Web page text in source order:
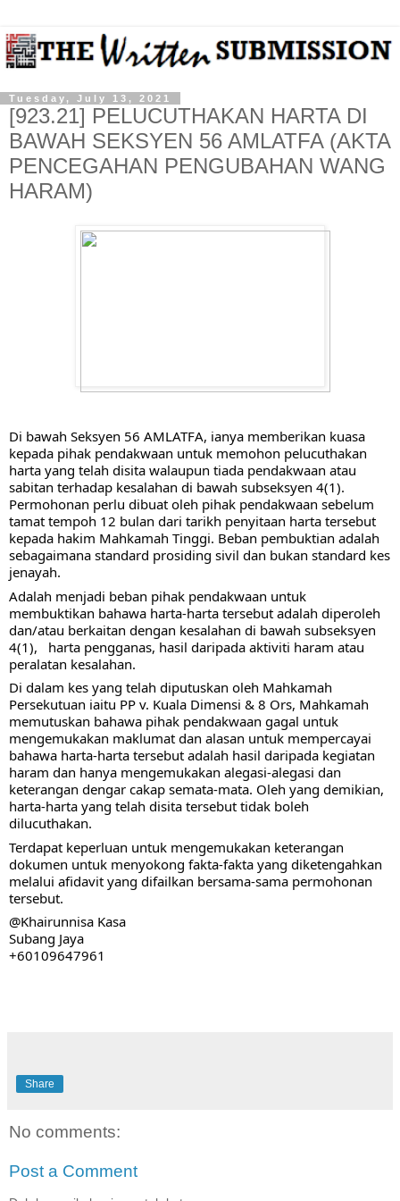
Tuesday, July 13, 2021
[923.21] PELUCUTHAKAN HARTA DI
BAWAH SEKSYEN 56 AMLATFA (AKTA
PENCEGAHAN PENGUBAHAN WANG
HARAM)
Di bawah Seksyen 56 AMLATFA, ianya memberikan kuasa
kepada pihak pendakwaan untuk memohon pelucuthakan
harta yang telah disita walaupun tiada pendakwaan atau
sabitan terhadap kesalahan di bawah subseksyen 4(1).
Permohonan perlu dibuat oleh pihak pendakwaan sebelum
tamat tempoh 12 bulan dari tarikh penyitaan harta tersebut
kepada hakim Mahkamah Tinggi. Beban pembuktian adalah
sebagaimana standard prosiding sivil dan bukan standard kes
jenayah.
Adalah menjadi beban pihak pendakwaan untuk
membuktikan bahawa harta-harta tersebut adalah diperoleh
dan/atau berkaitan dengan kesalahan di bawah subseksyen
4(1),   harta pengganas, hasil daripada aktiviti haram atau
peralatan kesalahan.
Di dalam kes yang telah diputuskan oleh Mahkamah
Persekutuan iaitu PP v. Kuala Dimensi & 8 Ors, Mahkamah
memutuskan bahawa pihak pendakwaan gagal untuk
mengemukakan maklumat dan alasan untuk mempercayai
bahawa harta-harta tersebut adalah hasil daripada kegiatan
haram dan hanya mengemukakan alegasi-alegasi dan
keterangan dengar cakap semata-mata. Oleh yang demikian,
harta-harta yang telah disita tersebut tidak boleh
dilucuthakan.
Terdapat keperluan untuk mengemukakan keterangan
dokumen untuk menyokong fakta-fakta yang diketengahkan
melalui afidavit yang difailkan bersama-sama permohonan
tersebut.
@Khairunnisa Kasa
Subang Jaya
+60109647961
Share
No comments:
Post a Comment